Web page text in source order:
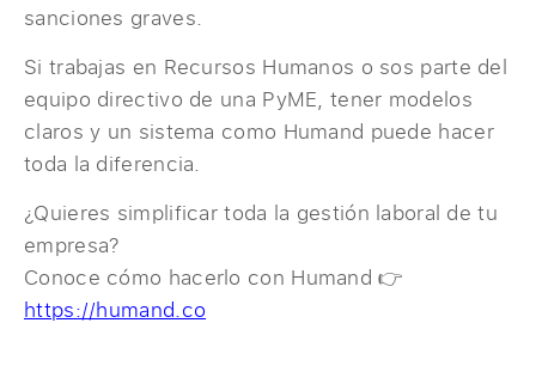
sanciones graves.
Si trabajas en Recursos Humanos o sos parte del
equipo directivo de una PyME, tener modelos
claros y un sistema como Humand puede hacer
toda la diferencia.
¿Quieres simplificar toda la gestión laboral de tu
empresa?
Conoce cómo hacerlo con Humand 👉
https://humand.co